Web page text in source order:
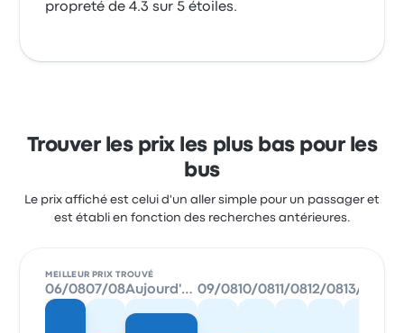
propreté de 4.3 sur 5 étoiles.
Trouver les prix les plus bas pour les
bus
Le prix affiché est celui d'un aller simple pour un passager et
est établi en fonction des recherches antérieures.
MEILLEUR PRIX TROUVÉ
06/0807/08 Aujourd'hui 09/0810/0811/0812/0813/08